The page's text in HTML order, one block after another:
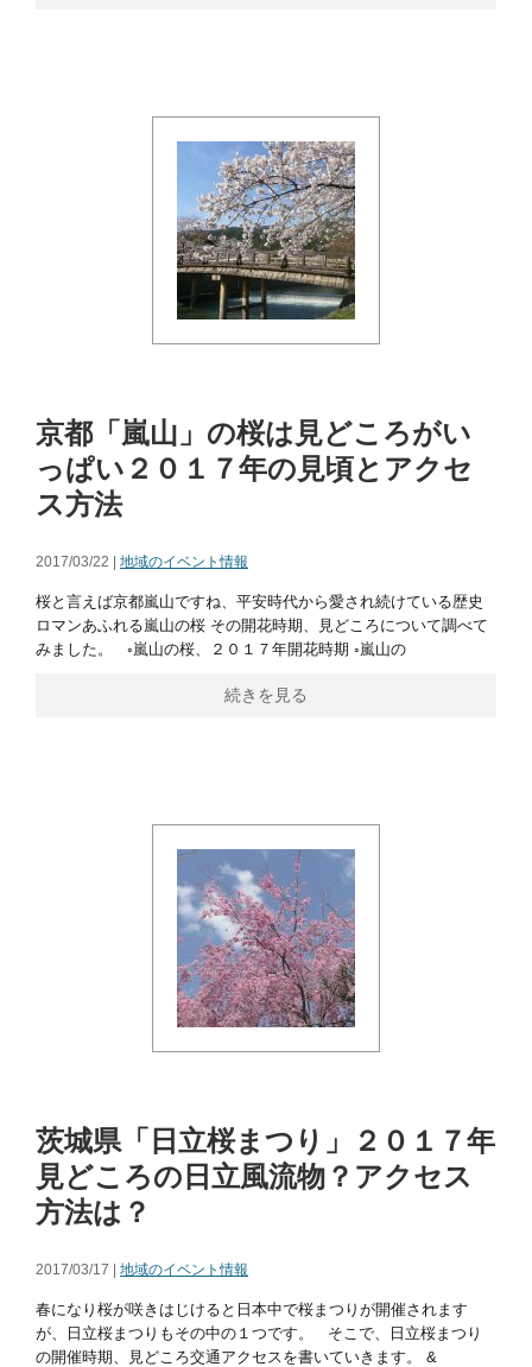
京都「嵐山」の桜は見どころがい
っぱい２０１７年の見頃とアクセ
ス方法
2017/03/22 | 地域のイベント情報
桜と言えば京都嵐山ですね、平安時代から愛され続けている歴史
ロマンあふれる嵐山の桜 その開花時期、見どころについて調べて
みました。 ◦嵐山の桜、２０１７年開花時期 ◦嵐山の
続きを見る
茨城県「日立桜まつり」２０１７年
見どころの日立風流物？アクセス
方法は？
2017/03/17 | 地域のイベント情報
春になり桜が咲きはじけると日本中で桜まつりが開催されます
が、日立桜まつりもその中の１つです。 そこで、日立桜まつり
の開催時期、見どころ交通アクセスを書いていきます。 &